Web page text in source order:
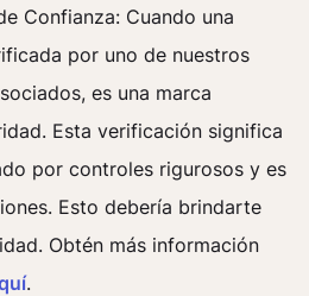
Confianza: Cuando una
por uno de nuestros
es una marca
Esta verificación significa
por controles rigurosos y es
Esto debería brindarte
Obtén más información
.